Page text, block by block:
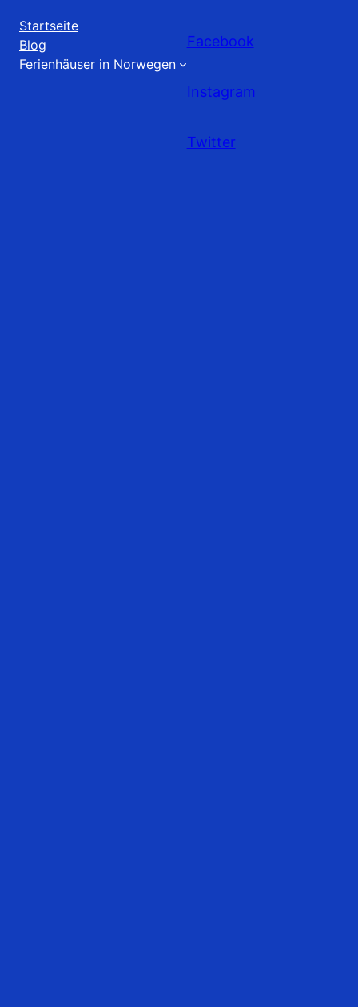
Startseite
Blog
Ferienhäuser in Norwegen
Facebook
Instagram
Twitter